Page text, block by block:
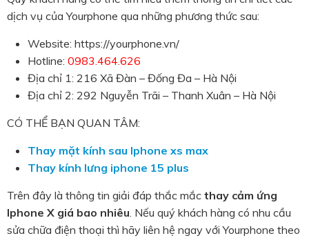
dịch vụ của Yourphone qua những phương thức sau:
Website: https://yourphone.vn/
Hotline: 0983.464.626
Địa chỉ 1: 216 Xã Đàn – Đống Đa – Hà Nội
Địa chỉ 2: 292 Nguyễn Trãi – Thanh Xuân – Hà Nội
CÓ THỂ BẠN QUAN TÂM:
Thay mặt kính sau Iphone xs max
Thay kính lưng iphone 15 plus
Trên đây là thông tin giải đáp thắc mắc thay cảm ứng
Iphone X giá bao nhiêu. Nếu quý khách hàng có nhu cầu
sửa chữa điện thoại thì hãy liên hệ ngay với Yourphone theo